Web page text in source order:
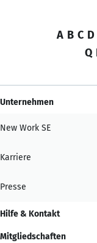
A B C D
Q
Unternehmen
New Work SE
Karriere
Presse
Hilfe & Kontakt
Mitgliedschaften